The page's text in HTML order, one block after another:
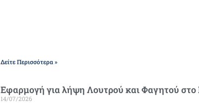
Δείτε Περισσότερα »
Εφαρμογή για λήψη Λουτρού και Φαγητού
14/07/2026